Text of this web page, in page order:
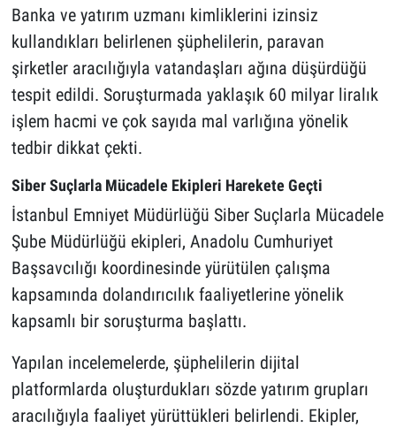
Banka ve yatırım uzmanı kimliklerini izinsiz
kullandıkları belirlenen şüphelilerin, paravan
şirketler aracılığıyla vatandaşları ağına düşürdüğü
tespit edildi. Soruşturmada yaklaşık 60 milyar liralık
işlem hacmi ve çok sayıda mal varlığına yönelik
tedbir dikkat çekti.
Siber Suçlarla Mücadele Ekipleri Harekete Geçti
İstanbul Emniyet Müdürlüğü Siber Suçlarla Mücadele
Şube Müdürlüğü ekipleri, Anadolu Cumhuriyet
Başsavcılığı koordinesinde yürütülen çalışma
kapsamında dolandırıcılık faaliyetlerine yönelik
kapsamlı bir soruşturma başlattı.
Yapılan incelemelerde, şüphelilerin dijital
platformlarda oluşturdukları sözde yatırım grupları
aracılığıyla faaliyet yürüttükleri belirlendi. Ekipler,